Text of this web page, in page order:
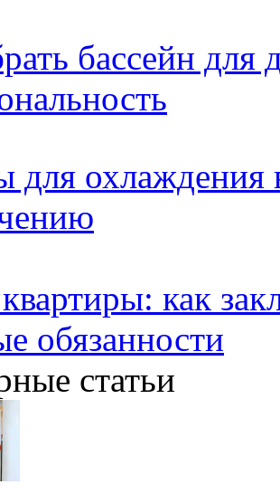
бассейн для
для охлаждения
как
обязанности
статьи